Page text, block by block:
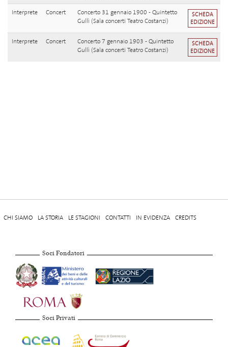
Interprete Concert
Concerto 31 gennaio 1900 - Quintetto
Gullì (Sala concerti Teatro Costanzi)
SCHEDA
EDIZIONE
Interprete Concert
Concerto 7 gennaio 1903 - Quintetto
Gullì (Sala concerti Teatro Costanzi)
SCHEDA
EDIZIONE
CHI SIAMO LA STORIA LE STAGIONI CONTATTI IN EVIDENZA CREDITS
Soci Fondatori
Soci Privati